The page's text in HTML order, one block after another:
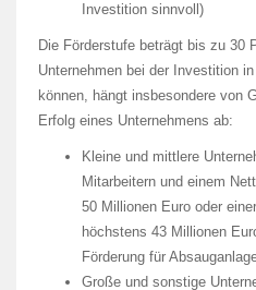
Investition sinnvoll)
Die Förderstufe beträgt bis zu 30
Unternehmen bei der Investition
können, hängt insbesondere von
Erfolg eines Unternehmens ab:
Kleine und mittlere
Mitarbeitern und einem
50 Millionen Euro oder
höchstens 43 Millionen
Förderung für
Große und sonstige